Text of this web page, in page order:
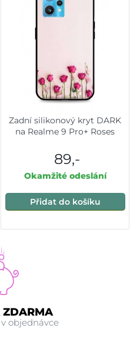
Zadní silikonový kryt DARK
na Realme 9 Pro+ Roses
89,-
Okamžité odeslání
Přidat do košíku
ZDARMA
objednávce